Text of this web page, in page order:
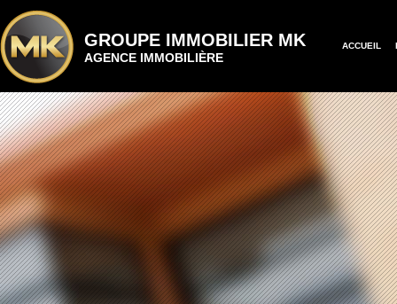
GROUPE IMMOBILIER MK
AGENCE IMMOBILIÈRE
ACCUEIL